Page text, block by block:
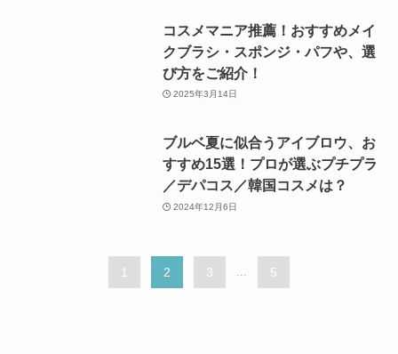
コスメマニア推薦！おすすめメイ
クブラシ・スポンジ・パフや、選
び方をご紹介！
2025年3月14日
ブルベ夏に似合うアイブロウ、お
すすめ15選！プロが選ぶプチプラ
／デパコス／韓国コスメは？
2024年12月6日
1 2 3 5